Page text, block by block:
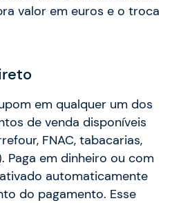
valor em euros e o troca
em qualquer um dos
de venda disponíveis
FNAC, tabacarias,
Paga em dinheiro ou com
automaticamente
do pagamento. Esse